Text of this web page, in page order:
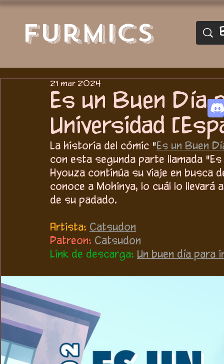
furmics
Es un Buen Día
Universidad
21 mar 2024
La historia del cómic "Es un Buen
con esta segunda parte llamada
Hyouza continúa su viaje en busca
conoce a Mohinya, lo cuál lo
de su padado.
Artista: Catsudon
Patreon: Catsudon
Link de descarga: Un buen día para